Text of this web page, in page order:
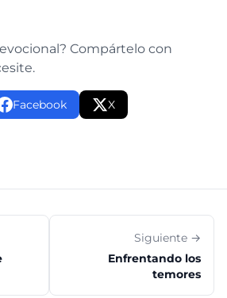
Compártelo con
Facebook X
Siguiente →
Enfrentando los
temores